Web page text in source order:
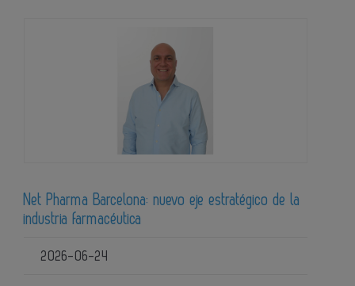
Net Pharma Barcelona: nuevo eje estratégico de la
industria farmacéutica
2026-06-24